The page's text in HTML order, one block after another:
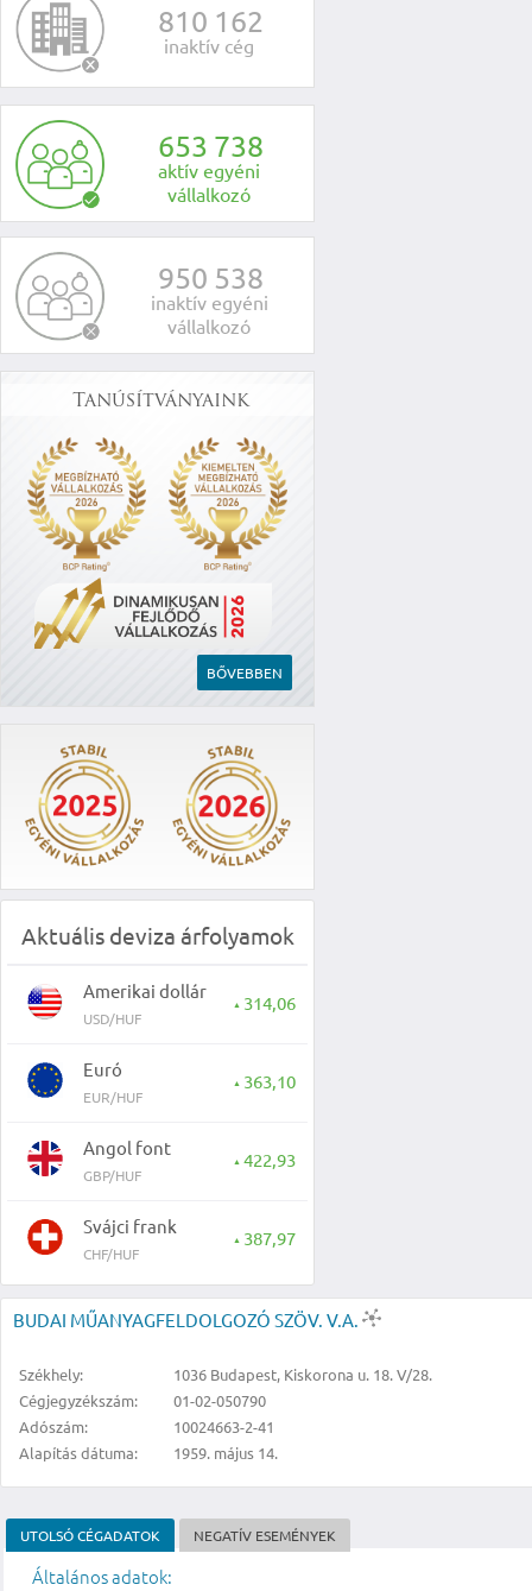
810 162
inaktív cég
653 738
aktív egyéni
vállalkozó
950 538
inaktív egyéni
vállalkozó
Tanúsítványaink
BŐVEBBEN
Aktuális deviza árfolyamok
Amerikai dollár
USD/HUF
▲ 314,06
Euró
EUR/HUF
▲ 363,10
Angol font
GBP/HUF
▲ 422,93
Svájci frank
CHF/HUF
▲ 387,97
BUDAI MŰANYAGFELDOLGOZÓ SZÖV. V.A.
Székhely:
1036 Budapest, Kiskorona u. 18. V/28.
Cégjegyzékszám:
01-02-050790
Adószám:
10024663-2-41
Alapítás dátuma:
1959. május 14.
UTOLSÓ CÉGADATOK NEGATÍV ESEMÉNYEK
Általános adatok: